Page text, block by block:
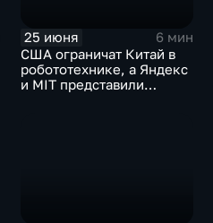
25 июня
6 мин
США ограничат Китай в
робототехнике, а Яндекс
и MIT представили